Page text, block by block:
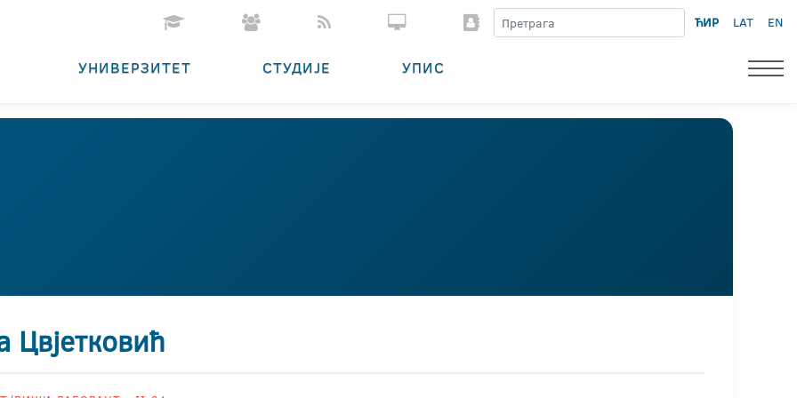
ЋИР LAT EN
УНИВЕРЗИТЕТ СТУДИЈЕ УПИС
Цвјетковић